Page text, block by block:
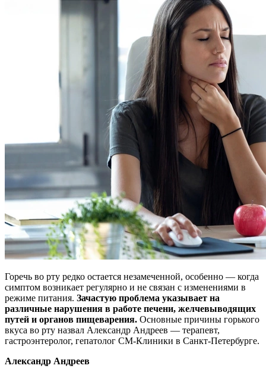
Горечь во рту редко остается незамеченной, особенно — когда
симптом возникает регулярно и не связан с изменениями в
режиме питания. Зачастую проблема указывает на
различные нарушения в работе печени, желчевыводящих
путей и органов пищеварения. Основные причины горького
вкуса во рту назвал Александр Андреев — терапевт,
гастроэнтеролог, гепатолог СМ-Клиники в Санкт-Петербурге.
Александр Андреев